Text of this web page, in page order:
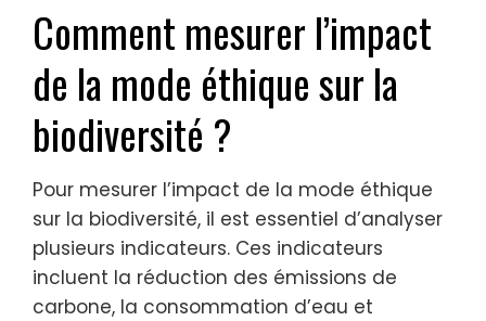
Comment mesurer l’impact
de la mode éthique sur la
biodiversité ?
Pour mesurer l’impact de la mode éthique
sur la biodiversité, il est essentiel d’analyser
plusieurs indicateurs. Ces indicateurs
incluent la réduction des émissions de
carbone, la consommation d’eau et